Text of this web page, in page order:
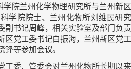
学院兰州化学物理研究所与兰州新区
学院院士、兰州化物所刘维民研究
副书记周峰，相关实验室及部门负责
区党工委书记白振海，兰州新区党工
锋等参加会议。
工委、管委会对兰州化物所长期以来